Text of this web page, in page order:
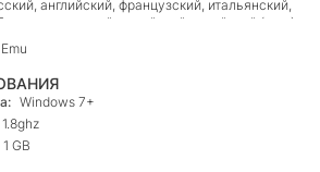
английский, французский, итальянский,
португальский, корейский, китайский (упр.),
Windows 7+
1 GB